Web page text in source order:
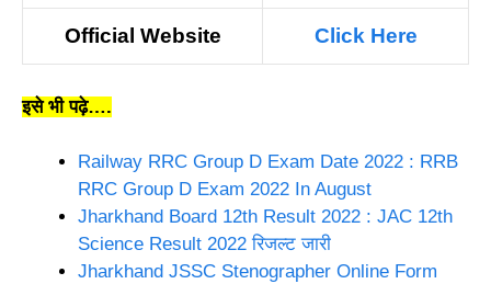
Official Website Click Here
इसे भी पढ़े….
Railway RRC Group D Exam Date 2022 : RRB
RRC Group D Exam 2022 In August
Jharkhand Board 12th Result 2022 : JAC 12th
Science Result 2022 रिजल्ट जारी
Jharkhand JSSC Stenographer Online Form